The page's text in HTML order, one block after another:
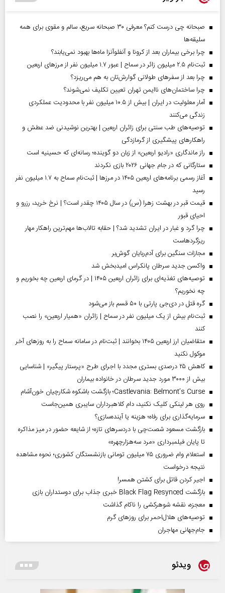
صبحانه چی درست کنم؟ معرفی ۳۰ صبحانه سریع، سالم و مقوی برای همه
سلیقه‌ها
چرا برخی بیماران بعد از کرونا و آنفلوآنزا ماه‌ها بهبود نمی‌یابند؟
ثبت‌نام ۲.۵ میلیون زائر در سماح | عبور ۱.۷ میلیون نفر از مرز‌های اربعین
چرا بعد از سفرهای طولانی گوارش‌تان به هم می‌ریزد؟
چرا ساختمان‌های ناایمن تهران تعیین تکلیف نمی‌شوند؟
آمار معلولیت در ایران | بیش از ۱۰.۵ میلیون نفر با محدودیت عملکردی
زندگی می‌کنند
توصیه‌های طب سنتی برای زائران اربعین | بهترین نوشیدنی ضد عطش و
راهکارهای پیشگیری از گرمازدگی
راز ماندگاری «رادیو اربعین» از زبان دو گوینده؛ رسانه‌ای که حسینیه است
ستارگانی که در جام جهانی ۲۰۲۶ بازی نکردند
آغاز رسمی برنامه‌های اربعین ۱۴۰۵ در مرز‌ها | ثبت‌نام سماح به ۱.۷ میلیون نفر
رسید
قیمت قبر در بهشت زهرا (س) در سال ۱۴۰۵ چقدر است؟ | نرخ خرید، رزرو و
احیای قبور
چرا گرد و غبار در ایران تشدید شد؟ | حقابه تالاب‌ها مهم‌ترین راهکار مهار
ریزگردهاست
مجازات سنگین برای آدم‌ربایان گوش‌بر
واکسن جدید سرطان پانکراس امیدبخش شد
توصیه‌های تغذیه‌ای برای زائران اربعین ۱۴۰۵ | در گرمای اربعین چه بخوریم و
چه نخوریم؟
گره قتل در دی‌جی پارتی با ۵۰ قسم باز می‌شود
ثبت‌نام بیش از یک میلیون نفر در سماح | زائران «همیار اربعین» را نصب
کنند
متقاضیان ارز اربعین ۱۴۰۵ بخوانند | ثبت‌نام در سامانه سماح را به روز‌های آخر
موکول نکنید
کاهش ۲۵ درصدی بستری مجدد با اجرای طرح «پرستار پیگیر» | شناسایی
بیش از ۳۰۰۰ مورد جدید سرطان در خانواده بیماران
Castlevania: Belmont’s Curse؛ بازگشت باشکوه شکارچیان خون‌آشام
روی هر لینکی کلیک نکنید، دام کلاهبرداران سایبری همین‌جاست
سرمایه‌گذاری برای رفاه؛ هزینه یا آینده‌سازی؟
بازگشت مسعود شصت‌چی با دردسر‌های تازه؛ از شایعه حضور در میز مذاکره
تا پایان فیلمبرداری «مرد سه‌هزارچهره»
استعلام وام ضروری ۷۵ میلیون تومانی بازنشستگان کشوری؛ نحوه مشاهده
نتیجه درخواست
اجیر کردن قاتل برای کشتن همسر!
بازگشت Black Flag Resynced خبری جذاب برای دوستداران بازی
معجزه، نقشه شوهرکشی را ناکام گذاشت
توصیه‌های هلال‌احمر برای روز‌های گرم
جام‌جهانی مهاجران
ویدئو